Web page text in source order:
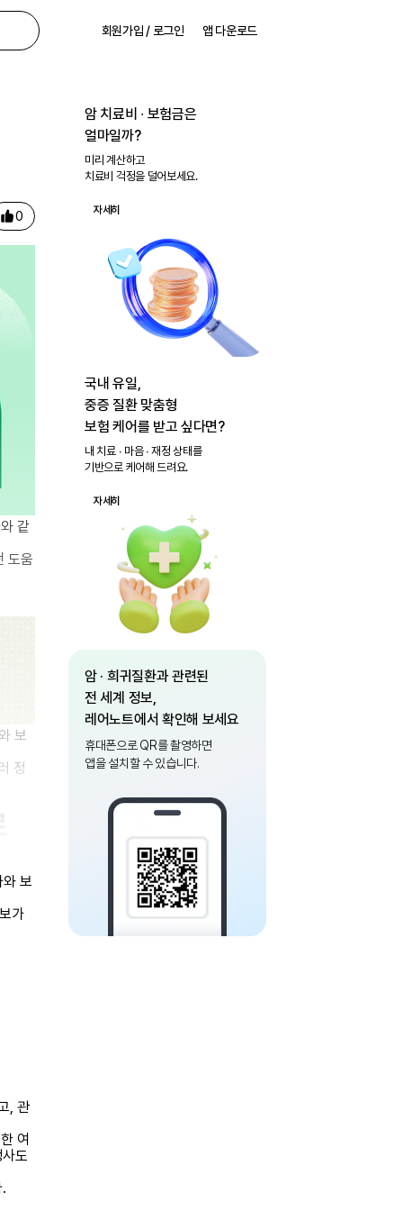
회원가입 / 로그인 앱 다운로드
0
같
도움
보
정
보
가
, 관
여
도
암 치료비 ∙ 보험금은
얼마일까?
미리 계산하고
치료비 걱정을 덜어보세요.
자세히
국내 유일,
중증 질환 맞춤형
보험 케어를 받고 싶다면?
내 치료 ∙ 마음 ∙ 재정 상태를
기반으로 케어해 드려요.
자세히
암 · 희귀질환과 관련된
전 세계 정보,
레어노트에서 확인해 보세요
휴대폰으로 QR를 촬영하면
앱을 설치할 수 있습니다.